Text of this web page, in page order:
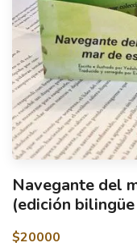
Navegante del
(edición
$20000